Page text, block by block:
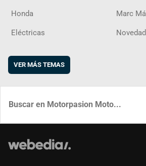
Honda Marc
Eléctricas
VER MÁS TEMAS